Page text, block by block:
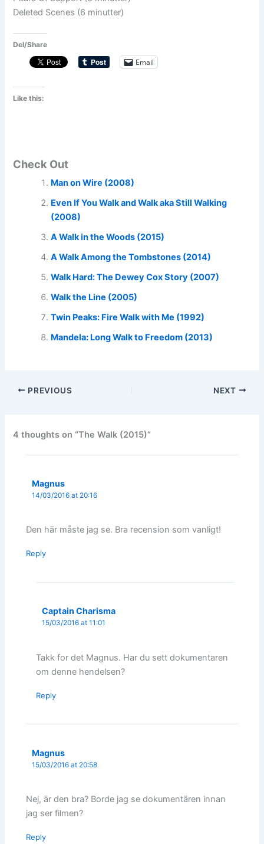
Deleted Scenes (6 minutter)
Del/Share
Email
Like this:
Check Out
Man on Wire (2008)
Even If You Walk and Walk aka Still Walking
(2008)
A Walk in the Woods (2015)
A Walk Among the Tombstones (2014)
Walk Hard: The Dewey Cox Story (2007)
Walk the Line (2005)
Twin Peaks: Fire Walk with Me (1992)
Mandela: Long Walk to Freedom (2013)
PREVIOUS NEXT
4 thoughts on “The Walk (2015)”
Magnus
14/03/2016 at 20:16
Den här måste jag se. Bra recension som vanligt!
Reply
Captain Charisma
15/03/2016 at 11:01
Takk for det Magnus. Har du sett dokumentaren
om denne hendelsen?
Reply
Magnus
15/03/2016 at 20:58
Nej, är den bra? Borde jag se dokumentären innan
jag ser filmen?
Reply